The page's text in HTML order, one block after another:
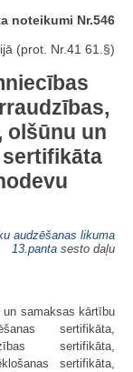
noteikumi Nr.546
(prot. Nr.41 61.§)
olšūnu un
audzēšanas likuma
13.panta sesto daļu
samaksas kārtību
sertifikāta,
sertifikāta,
sertifikāta,